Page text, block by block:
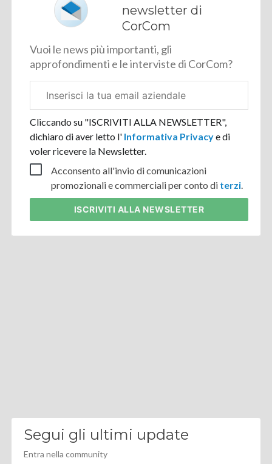
newsletter di
CorCom
Vuoi le news più importanti, gli
approfondimenti e le interviste di CorCom?
aziendale
Cliccando su "ISCRIVITI ALLA NEWSLETTER",
dichiaro di aver letto l' Informativa Privacye di
voler ricevere la Newsletter.
Acconsento all'invio di comunicazioni
promozionali e commerciali per conto di terzi.
ISCRIVITI ALLA NEWSLETTER
Segui gli ultimi update
Entra nella community